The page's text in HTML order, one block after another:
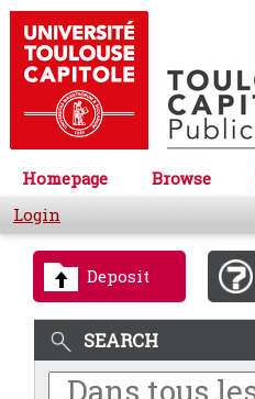
Homepage Browse
Login
Deposit
SEARCH